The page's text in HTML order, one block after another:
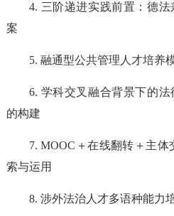
4. 三阶递进实践前置：德
案
5. 融通型公共管理人才培养
6. 学科交叉融合背景下的
的构建
7. MOOC＋在线翻转＋主
索与运用
8. 涉外法治人才多语种能力